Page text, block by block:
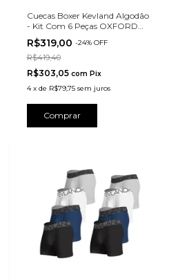
Cuecas Boxer Kevland Algodão
- Kit Com 6 Peças OXFORD
BRANCO
R$319,00 -24% OFF
R$419,40
R$303,05 com Pix
4 x de R$79,75 sem juros
Comprar